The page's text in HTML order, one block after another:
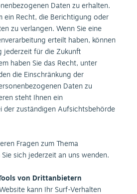
Daten zu erhalten.
ein Recht, die Berichtigung oder
zu verlangen. Wenn Sie eine
erteilt haben, können
jederzeit für die Zukunft
haben Sie das Recht, unter
die Einschränkung der
Daten zu
steht Ihnen ein
der zuständigen Aufsichtsbehörde
Fragen zum Thema
sich jederzeit an uns wenden.
von Drittanbietern
kann Ihr Surf-Verhalten